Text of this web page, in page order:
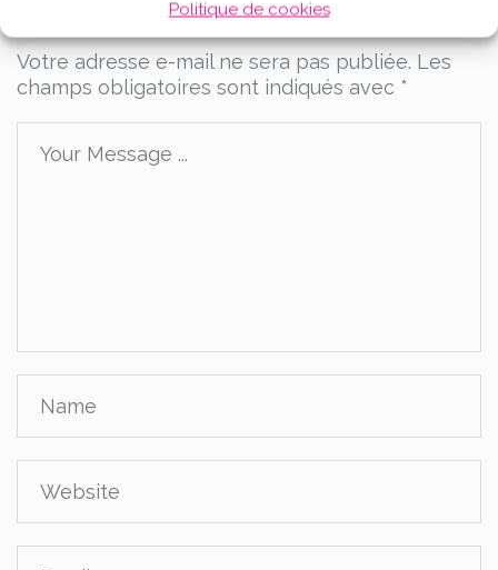
Politique de cookies
Votre adresse e-mail ne sera pas publiée. Les
champs obligatoires sont indiqués avec *